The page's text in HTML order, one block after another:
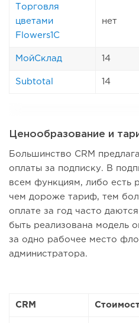
Торговля
цветами
Flowers1C
нет
МойСклад 14
Subtotal 14
Ценообразование и
Большинство CRM
оплаты за подписку. В
всем функциям, либо есть
чем дороже тариф, тем
оплате за год часто
быть реализована модель
за одно рабочее место
администратора.
CRM